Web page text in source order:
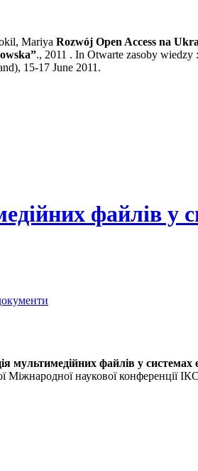
Mariya Rozwój Open Access na
., 2011 . In Otwarte zasoby
15-17 June 2011.
файлів у
мультимедійних файлів у
Міжнародної наукової конференції